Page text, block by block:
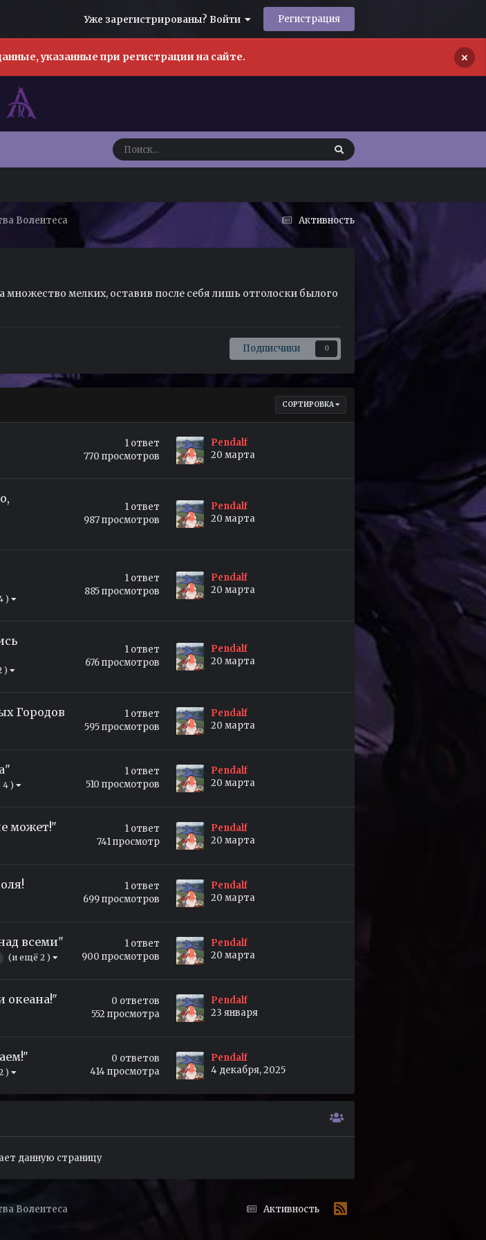
Уже зарегистрированы? Войти Регистрация
указанные при регистрации на сайте. ×
Активность
Волентеса
мелких, оставив после себя лишь отголоски былого
Подписчики 0
СОРТИРОВКА
1 ответ
770 просмотров
Pendalf
20 марта
1 ответ
987просмотров
Pendalf
20 марта
)
1 ответ
885просмотров
Pendalf
20 марта
)
1 ответ
676просмотров
Pendalf
20 марта
Городов 1 ответ
595просмотров
Pendalf
20 марта
)
1 ответ
510 просмотров
Pendalf
20 марта
может!" 1 ответ
741просмотр
Pendalf
20 марта
1 ответ
699просмотров
Pendalf
20 марта
всеми"
(и ещё 2 )
1 ответ
900 просмотров
Pendalf
20 марта
океана!" 0 ответов
552 просмотра
Pendalf
23 января
)
0 ответов
414просмотра
Pendalf
4 декабря, 2025
данную страницу
Активность
Волентеса